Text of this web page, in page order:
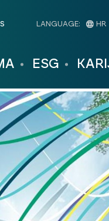
LANGUAGE: HR
ESG